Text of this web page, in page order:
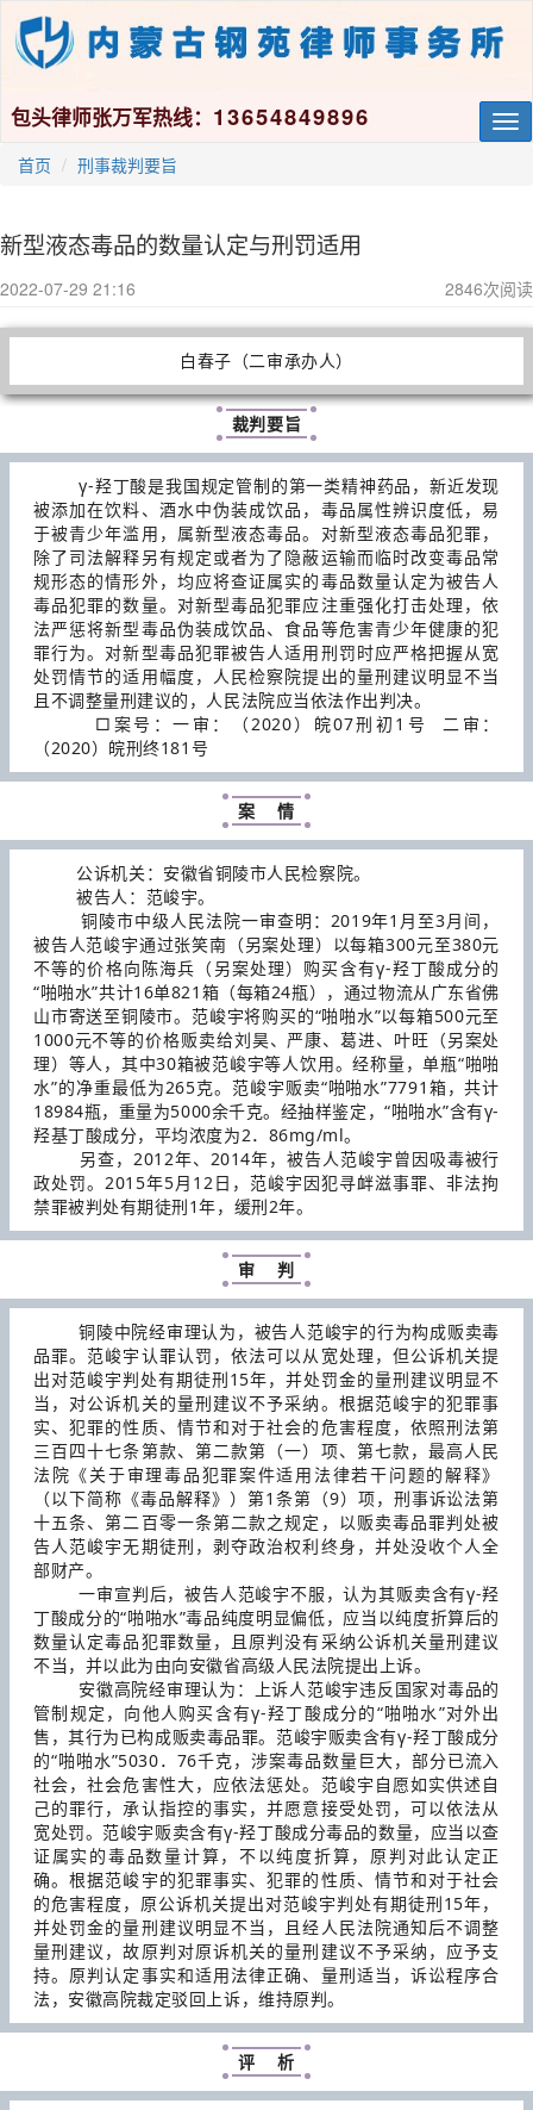
包头律师张万军热线： 13654849896
首页 刑事裁判要旨
新型液态毒品的数量认定与刑罚适用
2022-07-29 21:16 2846次阅读
白春子（二审承办人）
裁判要旨
γ-羟丁酸是我国规定管制的第一类精神药品，新近发现
被添加在饮料、酒水中伪装成饮品，毒品属性辨识度低，易
于被青少年滥用，属新型液态毒品。对新型液态毒品犯罪，
除了司法解释另有规定或者为了隐蔽运输而临时改变毒品常
规形态的情形外，均应将查证属实的毒品数量认定为被告人
毒品犯罪的数量。对新型毒品犯罪应注重强化打击处理，依
法严惩将新型毒品伪装成饮品、食品等危害青少年健康的犯
罪行为。对新型毒品犯罪被告人适用刑罚时应严格把握从宽
处罚情节的适用幅度，人民检察院提出的量刑建议明显不当
且不调整量刑建议的，人民法院应当依法作出判决。
□案号：一审：（2020）皖07刑初1号 二审：
（2020）皖刑终181号
案 情
公诉机关：安徽省铜陵市人民检察院。
被告人：范峻宇。
铜陵市中级人民法院一审查明：2019年1月至3月间，
被告人范峻宇通过张笑南（另案处理）以每箱300元至380元
不等的价格向陈海兵（另案处理）购买含有γ-羟丁酸成分的
“啪啪水”共计16单821箱（每箱24瓶），通过物流从广东省佛
山市寄送至铜陵市。范峻宇将购买的“啪啪水”以每箱500元至
1000元不等的价格贩卖给刘昊、严康、葛进、叶旺（另案处
理）等人，其中30箱被范峻宇等人饮用。经称量，单瓶“啪啪
水”的净重最低为265克。范峻宇贩卖“啪啪水”7791箱，共计
18984瓶，重量为5000余千克。经抽样鉴定，“啪啪水”含有γ-
羟基丁酸成分，平均浓度为2．86mg/ml。
另查，2012年、2014年，被告人范峻宇曾因吸毒被行
政处罚。2015年5月12日，范峻宇因犯寻衅滋事罪、非法拘
禁罪被判处有期徒刑1年，缓刑2年。
审 判
铜陵中院经审理认为，被告人范峻宇的行为构成贩卖毒
品罪。范峻宇认罪认罚，依法可以从宽处理，但公诉机关提
出对范峻宇判处有期徒刑15年，并处罚金的量刑建议明显不
当，对公诉机关的量刑建议不予采纳。根据范峻宇的犯罪事
实、犯罪的性质、情节和对于社会的危害程度，依照刑法第
三百四十七条第款、第二款第（一）项、第七款，最高人民
法院《关于审理毒品犯罪案件适用法律若干问题的解释》
（以下简称《毒品解释》）第1条第（9）项，刑事诉讼法第
十五条、第二百零一条第二款之规定，以贩卖毒品罪判处被
告人范峻宇无期徒刑，剥夺政治权利终身，并处没收个人全
部财产。
一审宣判后，被告人范峻宇不服，认为其贩卖含有γ-羟
丁酸成分的“啪啪水”毒品纯度明显偏低，应当以纯度折算后的
数量认定毒品犯罪数量，且原判没有采纳公诉机关量刑建议
不当，并以此为由向安徽省高级人民法院提出上诉。
安徽高院经审理认为：上诉人范峻宇违反国家对毒品的
管制规定，向他人购买含有γ-羟丁酸成分的“啪啪水”对外出
售，其行为已构成贩卖毒品罪。范峻宇贩卖含有γ-羟丁酸成分
的“啪啪水”5030．76千克，涉案毒品数量巨大，部分已流入
社会，社会危害性大，应依法惩处。范峻宇自愿如实供述自
己的罪行，承认指控的事实，并愿意接受处罚，可以依法从
宽处罚。范峻宇贩卖含有γ-羟丁酸成分毒品的数量，应当以查
证属实的毒品数量计算，不以纯度折算，原判对此认定正
确。根据范峻宇的犯罪事实、犯罪的性质、情节和对于社会
的危害程度，原公诉机关提出对范峻宇判处有期徒刑15年，
并处罚金的量刑建议明显不当，且经人民法院通知后不调整
量刑建议，故原判对原诉机关的量刑建议不予采纳，应予支
持。原判认定事实和适用法律正确、量刑适当，诉讼程序合
法，安徽高院裁定驳回上诉，维持原判。
评 析